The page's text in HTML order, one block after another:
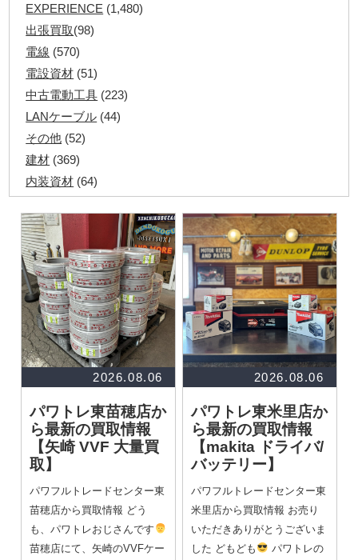
EXPERIENCE (1,480)
出張買取(98)
電線 (570)
電設資材 (51)
中古電動工具 (223)
LANケーブル (44)
その他 (52)
建材 (369)
内装資材 (64)
ペアコイル
その他ツール(48)
電化製品(40)
その他建築資材(113)
半端電線(40)
マイナーケーブル(13)
CVTケーブル(8)
(25)
同軸ケーブル(11)
エコケーブル(3)
2026.08.06
パワトレ東苗穂店か
ら最新の買取情報
【矢崎 VVF 大量買
取】
パワフルトレードセンター東
苗穂店から買取情報 どう
も、パワトレおじさんです
苗穂店にて、矢崎のVVFケー
2026.08.06
パワトレ東米里店か
ら最新の買取情報
【makita ドライバ/
バッテリー】
パワフルトレードセンター東
米里店から買取情報 お売り
いただきありがとうございま
した どもども
パワトレの